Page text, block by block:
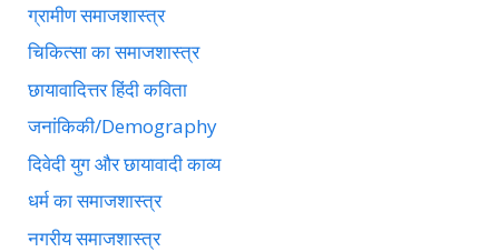
ग्रामीण समाजशास्त्र
चिकित्सा का समाजशास्त्र
छायावादित्तर हिंदी कविता
जनांकिकी/Demography
दिवेदी युग और छायावादी काव्य
धर्म का समाजशास्त्र
नगरीय समाजशास्त्र